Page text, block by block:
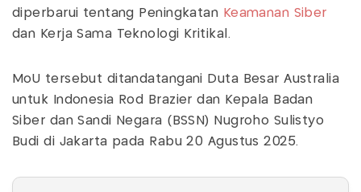
diperbarui tentang Peningkatan Keamanan Siber
dan Kerja Sama Teknologi Kritikal.
MoU tersebut ditandatangani Duta Besar Australia
untuk Indonesia Rod Brazier dan Kepala Badan
Siber dan Sandi Negara (BSSN) Nugroho Sulistyo
Budi di Jakarta pada Rabu 20 Agustus 2025.